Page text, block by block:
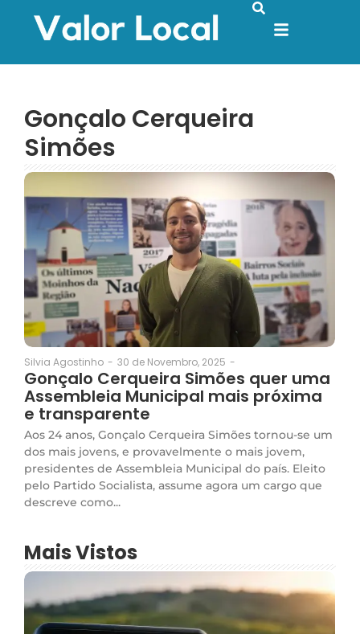
Gonçalo Cerqueira
Simões
Silvia Agostinho - 30 de Novembro, 2025 -
Gonçalo Cerqueira Simões quer uma
Assembleia Municipal mais próxima
e transparente
Aos 24 anos, Gonçalo Cerqueira Simões tornou-se um
dos mais jovens, e provavelmente o mais jovem,
presidentes de Assembleia Municipal do país. Eleito
pelo Partido Socialista, assume agora um cargo que
descreve como...
Mais Vistos